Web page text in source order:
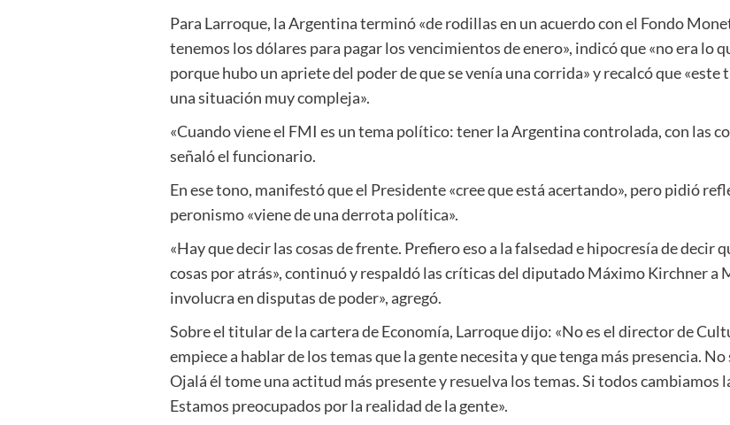
Para Larroque, la Argentina terminó «de rodillas en un acuerdo con el Fondo
tenemos los dólares para pagar los vencimientos de enero», indicó que «no era lo
porque hubo un apriete del poder de que se venía una corrida» y recalcó que
una situación muy compleja».
«Cuando viene el FMI es un tema político: tener la Argentina controlada, con las
señaló el funcionario.
En ese tono, manifestó que el Presidente «cree que está acertando», pero pidió
peronismo «viene de una derrota política».
«Hay que decir las cosas de frente. Prefiero eso a la falsedad e hipocresía de decir
cosas por atrás», continuó y respaldó las críticas del diputado Máximo Kirchner a
involucra en disputas de poder», agregó.
Sobre el titular de la cartera de Economía, Larroque dijo: «No es el director de
empiece a hablar de los temas que la gente necesita y que tenga más presencia.
Ojalá él tome una actitud más presente y resuelva los temas. Si todos cambiamos
Estamos preocupados por la realidad de la gente».